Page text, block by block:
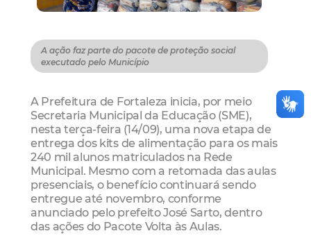
A ação faz parte do pacote de proteção social
executado pelo Município
A Prefeitura de Fortaleza inicia, por meio
Secretaria Municipal da Educação (SME),
nesta terça-feira (14/09), uma nova etapa de
entrega dos kits de alimentação para os mais
240 mil alunos matriculados na Rede
Municipal. Mesmo com a retomada das aulas
presenciais, o benefício continuará sendo
entregue até novembro, conforme
anunciado pelo prefeito José Sarto, dentro
das ações do Pacote Volta às Aulas.